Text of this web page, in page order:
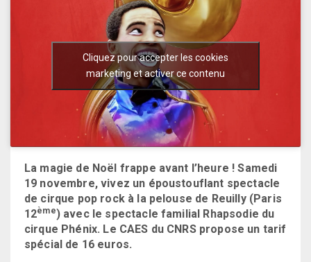
Cliquez pour accepter les cookies
marketing et activer ce contenu
La magie de Noël frappe avant l’heure ! Samedi
19 novembre, vivez un époustouflant spectacle
de cirque pop rock à la pelouse de Reuilly (Paris
12ème) avec le spectacle familial Rhapsodie du
cirque Phénix. Le CAES du CNRS propose un tarif
spécial de 16 euros.